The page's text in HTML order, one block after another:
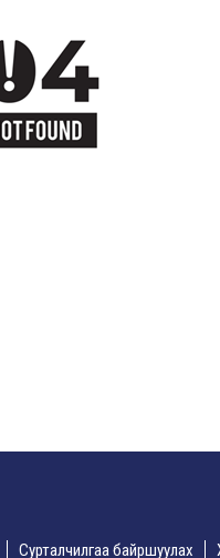
Сурталчилгаа байршуулах